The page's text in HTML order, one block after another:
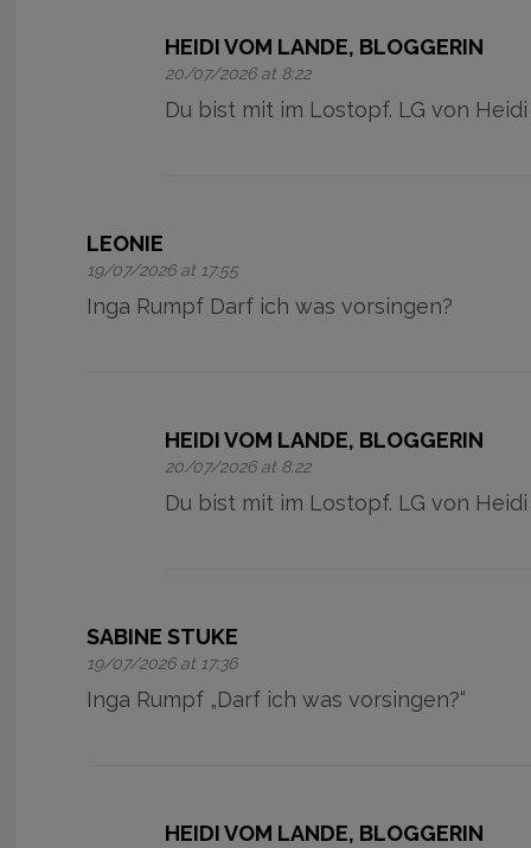
HEIDI VOM LANDE, BLOGGERIN
20/07/2026 at 8:22
Du bist mit im Lostopf. LG von Heidi
LEONIE
19/07/2026 at 17:55
Inga Rumpf Darf ich was vorsingen?
HEIDI VOM LANDE, BLOGGERIN
20/07/2026 at 8:22
Du bist mit im Lostopf. LG von Heidi
SABINE STUKE
19/07/2026 at 17:36
Inga Rumpf „Darf ich was vorsingen?“
HEIDI VOM LANDE, BLOGGERIN